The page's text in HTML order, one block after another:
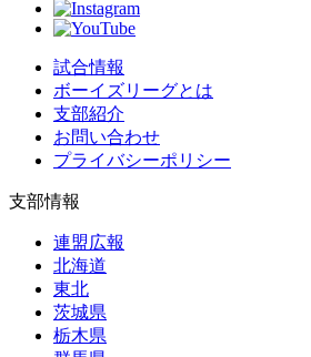
試合情報
ボーイズリーグとは
支部紹介
お問い合わせ
プライバシーポリシー
支部情報
連盟広報
北海道
東北
茨城県
栃木県